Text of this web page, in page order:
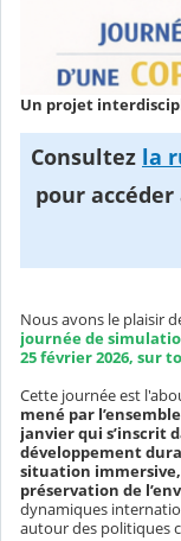
Un projet
Consultez la
pour
Nous avons le plaisir
journée de
25 février 2026, sur
Cette journée est
mené par
janvier qui s’inscrit
développement
situation
préservation de
dynamiques
autour des politiques